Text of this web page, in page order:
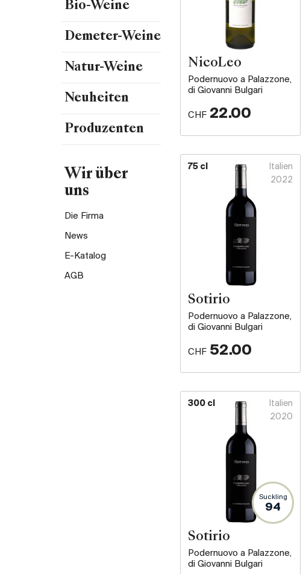
Bio-Weine
Demeter-Weine
Natur-Weine
Neuheiten
Produzenten
Wir über
uns
Die Firma
News
E-Katalog
AGB
NicoLeo
Podernuovo a Palazzone,
di Giovanni Bulgari
CHF 22.00
75 cl
Italien
2022
Sotirio
Podernuovo a Palazzone,
di Giovanni Bulgari
CHF 52.00
300 cl
Italien
2020
Suckling
94
Sotirio
Podernuovo a Palazzone,
di Giovanni Bulgari